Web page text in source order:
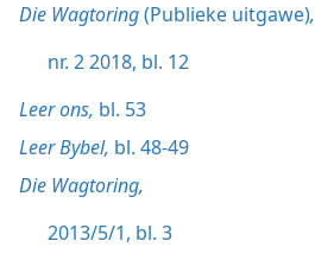
Die Wagtoring(Publieke uitgawe),
nr. 2 2018, bl. 12
Leer ons, bl. 53
Leer Bybel, bl. 48-49
Die Wagtoring,
2013/5/1, bl. 3